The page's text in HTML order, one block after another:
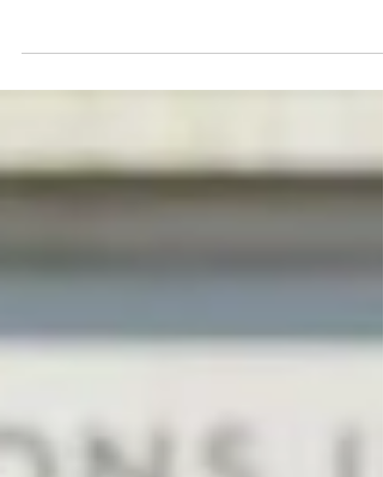
Dezember hat in der armenischen Öffentlichkeit